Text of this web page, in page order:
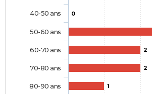
0
2
2
1
40-50 ans
50-60 ans
60-70 ans
70-80 ans
80-90 ans